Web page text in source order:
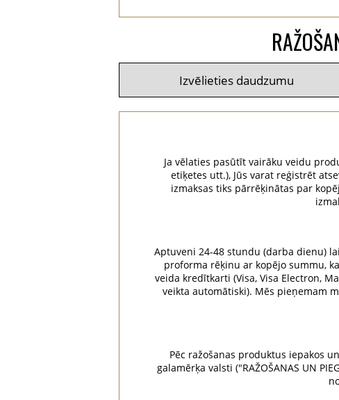
Ja vēlaties pasūtīt vairāku veidu
etiķetes utt.), Jūs varat reģistrēt
izmaksas tiks pārrēķinātas par
Aptuveni 24-48 stundu (darba dienu)
proforma rēķinu ar kopējo summu,
veida kredītkarti (Visa, Visa Electron,
veikta automātiski). Mēs pieņemam
Pēc ražošanas produktus iepakos
galamērķa valsti ("RAŽOŠANAS UN